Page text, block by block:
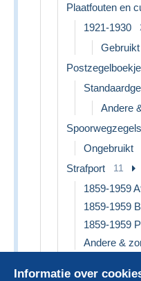
Plaatfouten en
1921-1930
Gebruikt
Spoorwegzegels
Ongebruikt
Strafport 11
1859-1959
1859-1959
Andere &
Informatie over